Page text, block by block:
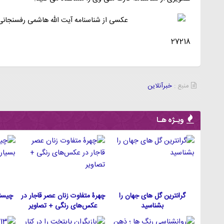
27218
منبع : خبرآنلاین
ویـژه هـا
گرانترین گل های جهان را
بشناسید
چهرۀ متفاوت زنان عصر قاجار در
عکس‌های رنگی + تصاویر